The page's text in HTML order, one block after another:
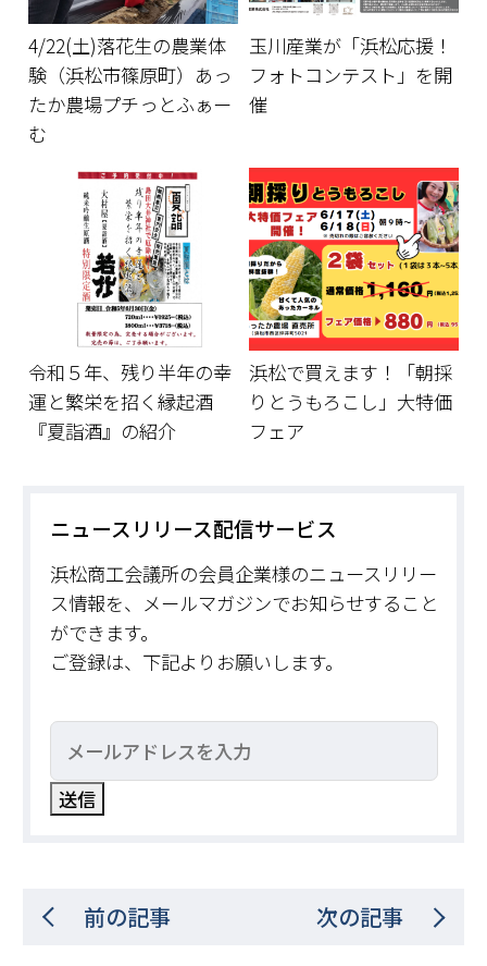
4/22(土)落花生の農業体
験（浜松市篠原町）あっ
たか農場プチっとふぁー
む
玉川産業が「浜松応援！
フォトコンテスト」を開
催
令和５年、残り半年の幸
運と繁栄を招く縁起酒
『夏詣酒』の紹介
浜松で買えます！「朝採
りとうもろこし」大特価
フェア
ニュースリリース配信サービス
浜松商工会議所の会員企業様のニュースリリー
ス情報を、メールマガジンでお知らせすること
ができます。
ご登録は、下記よりお願いします。
前の記事 次の記事